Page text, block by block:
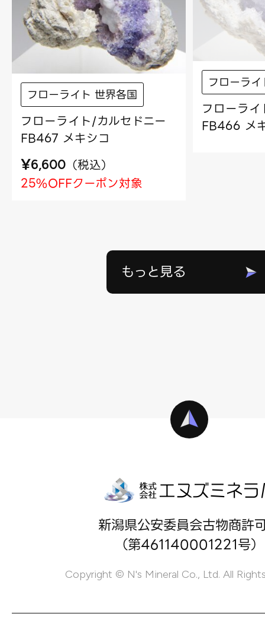
フローライト 世界各国
フローライト/カルセドニー
FB467 メキシコ
¥6,600 （税込）
25%OFFクーポン対象
フローラ
フローラ
FB466 メ
もっと見る
新潟県公安委員会古物商許
（第461140001221号）
Copyright © N's Mineral Co., Ltd. All